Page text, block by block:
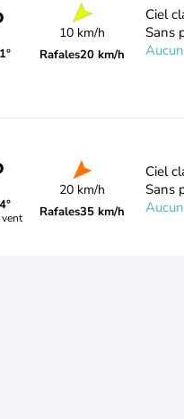
10 km/h
Rafales20 km/h
Ciel
Sans
20 km/h
Rafales35 km/h
Ciel
Sans